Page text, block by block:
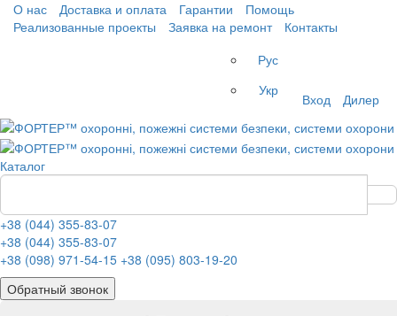
О нас Доставка и оплата Гарантии
Помощь
Реализованные проекты
Заявка на ремонт
Контакты
Рус
Укр
Вход Дилер
Каталог
+38 (044) 355-83-07
+38 (044) 355-83-07
+38 (098) 971-54-15 +38 (095) 803-19-20
Обратный звонок